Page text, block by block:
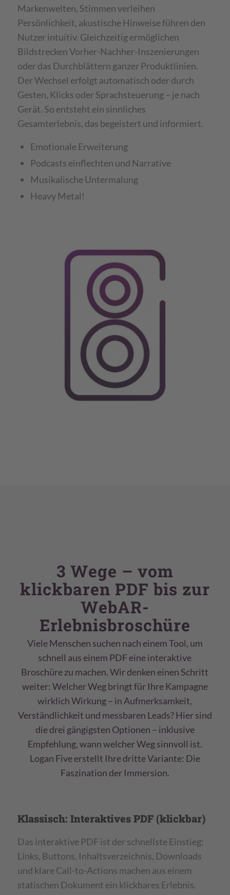
Markenwelten, Stimmen verleihen
Persönlichkeit, akustische Hinweise führen den
Nutzer intuitiv. Gleichzeitig ermöglichen
Bildstrecken Vorher-Nachher-Inszenierungen
oder das Durchblättern ganzer Produktlinien.
Der Wechsel erfolgt automatisch oder durch
Gesten, Klicks oder Sprachsteuerung – je nach
Gerät. So entsteht ein sinnliches
Gesamterlebnis, das begeistert und informiert.
Emotionale Erweiterung
Podcasts einflechten und Narrative
Musikalische Untermalung
Heavy Metal!
3 Wege – vom
klickbaren PDF bis zur
WebAR-
Erlebnisbroschüre
Viele Menschen suchen nach einem Tool, um
schnell aus einem PDF eine interaktive
Broschüre zu machen. Wir denken einen Schritt
weiter: Welcher Weg bringt für Ihre Kampagne
wirklich Wirkung – in Aufmerksamkeit,
Verständlichkeit und messbaren Leads? Hier sind
die drei gängigsten Optionen – inklusive
Empfehlung, wann welcher Weg sinnvoll ist.
Logan Five erstellt Ihre dritte Variante: Die
Faszination der Immersion.
Klassisch: Interaktives PDF (klickbar)
Das interaktive PDF ist der schnellste Einstieg:
Links, Buttons, Inhaltsverzeichnis, Downloads
und klare Call-to-Actions machen aus einem
statischen Dokument ein klickbares Erlebnis.